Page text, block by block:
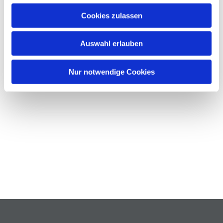
Cookies zulassen
Auswahl erlauben
Nur notwendige Cookies